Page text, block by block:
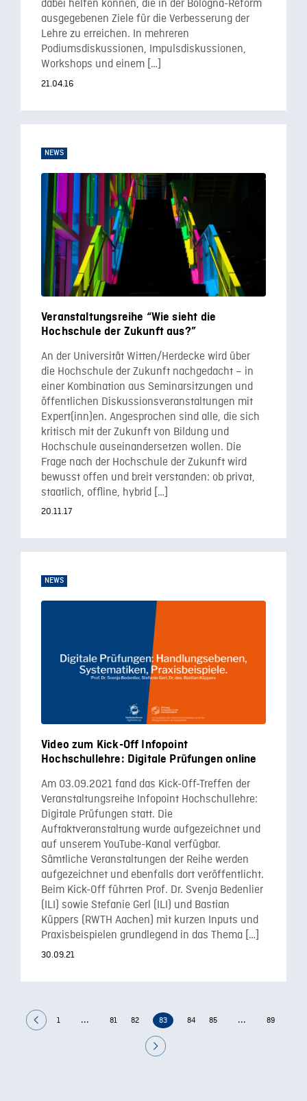
dabei helfen können, die in der Bologna-Reform
ausgegebenen Ziele für die Verbesserung der
Lehre zu erreichen. In mehreren
Podiumsdiskussionen, Impulsdiskussionen,
Workshops und einem […]
21.04.16
NEWS
Veranstaltungsreihe “Wie sieht die
Hochschule der Zukunft aus?”
An der Universität Witten/Herdecke wird über
die Hochschule der Zukunft nachgedacht – in
einer Kombination aus Seminarsitzungen und
öffentlichen Diskussionsveranstaltungen mit
Expert(inn)en. Angesprochen sind alle, die sich
kritisch mit der Zukunft von Bildung und
Hochschule auseinandersetzen wollen. Die
Frage nach der Hochschule der Zukunft wird
bewusst offen und breit verstanden: ob privat,
staatlich, offline, hybrid […]
20.11.17
NEWS
Video zum Kick-Off Infopoint
Hochschullehre: Digitale Prüfungen online
Am 03.09.2021 fand das Kick-Off-Treffen der
Veranstaltungsreihe Infopoint Hochschullehre:
Digitale Prüfungen statt. Die
Auftaktveranstaltung wurde aufgezeichnet und
auf unserem YouTube-Kanal verfügbar.
Sämtliche Veranstaltungen der Reihe werden
aufgezeichnet und ebenfalls dort veröffentlicht.
Beim Kick-Off führten Prof. Dr. Svenja Bedenlier
(ILI) sowie Stefanie Gerl (ILI) und Bastian
Küppers (RWTH Aachen) mit kurzen Inputs und
Praxisbeispielen grundlegend in das Thema […]
30.09.21
1 ... 81 82 83 84 85 ... 89